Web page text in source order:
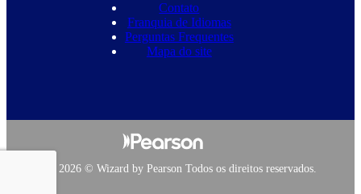
Contato
Franquia de Idiomas
Perguntas Frequentes
Mapa do site
Copyright 2026 © Wizard by Pearson Todos os direitos reservados.